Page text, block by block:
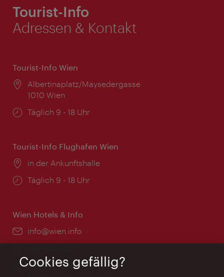
Tourist-Info
Adressen & Kontakt
Tourist-Info Wien
Ort:
Albertinaplatz/Maysedergasse
1010 Wien
Öffnungszeiten:
Täglich 9 - 18 Uhr
Tourist-Info Flughafen Wien
Ort:
in der Ankunftshalle
Öffnungszeiten:
Täglich 9 - 18 Uhr
Wien Hotels & Info
Email:
info@wien.info
Öffnungszeiten:
Montag - Freitag 9 – 17 Uhr
Cookies gefällig?